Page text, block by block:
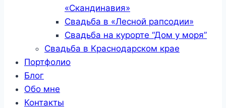
«Скандинавия»
Свадьба в «Лесной рапсодии»
Свадьба на курорте “Дом у моря”
Свадьба в Краснодарском крае
Портфолио
Блог
Обо мне
Контакты